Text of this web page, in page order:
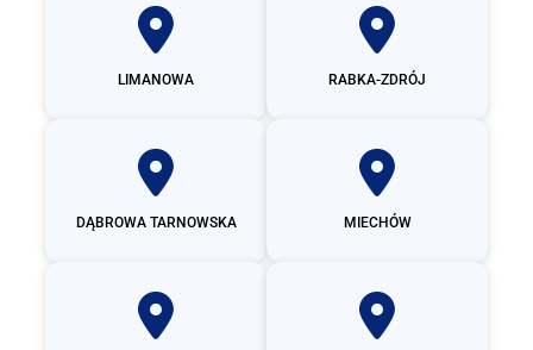
LIMANOWA RABKA-ZDRÓJ
DĄBROWA TARNOWSKA MIECHÓW